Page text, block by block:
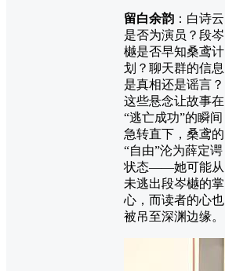
留白余韵 ：白诗云
是否为演员？段岑
樾是否早知桑鸢计
划？聊天群的信息
是真相还是谣言？
这些悬念让故事在
“逃亡成功”的瞬间
急转直下，桑鸢的
“自由”沦为薛定谔
状态——她可能从
未逃出段岑樾的掌
心，而读者的心也
被吊至深渊边缘。